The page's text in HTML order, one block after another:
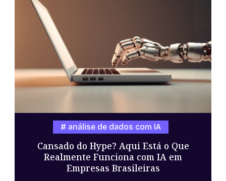
Cansado do Hype? Aqui Está o Que
Realmente Funciona com IA em
Empresas Brasileiras
análise de dados com IA